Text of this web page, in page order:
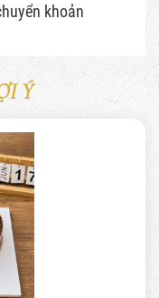
khoản
Ý
- MCL032